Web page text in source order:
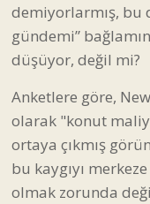
demiyorlarmış, bu
gündemi”
düşüyor, değil mi?
Anketlere göre,
olarak "konut
ortaya çıkmış
bu kaygıyı
olmak zorunda